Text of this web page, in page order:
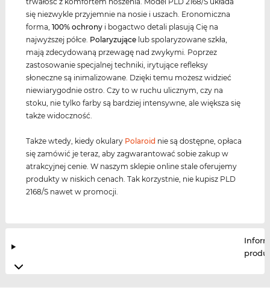
się niezwykle przyjemnie na nosie i uszach. Eronomiczna
forma,100% ochrony i bogactwo detali plasują Cię na
najwyższej półce. Polaryzujące lub spolaryzowane szkła,
mają zdecydowaną przewagę nad zwykymi. Poprzez
zastosowanie specjalnej techniki, irytujące refleksy
słoneczne są inimalizowane. Dzięki temu możesz widzieć
niewiarygodnie ostro. Czy to w ruchu ulicznym, czy na
stoku, nie tylko farby są bardziej intensywne, ale większa się
także widoczność.
Także wtedy, kiedy okulary Polaroid nie są dostępne, opłaca
się zamówić je teraz, aby zagwarantować sobie zakup w
atrakcyjnej cenie. W naszym sklepie online stale oferujemy
produkty w niskich cenach. Tak korzystnie, nie kupisz PLD
2168/S nawet w promocji.